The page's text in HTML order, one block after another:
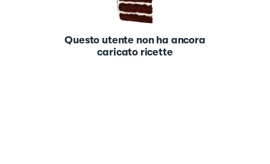
Questo utente non ha ancora
caricato ricette